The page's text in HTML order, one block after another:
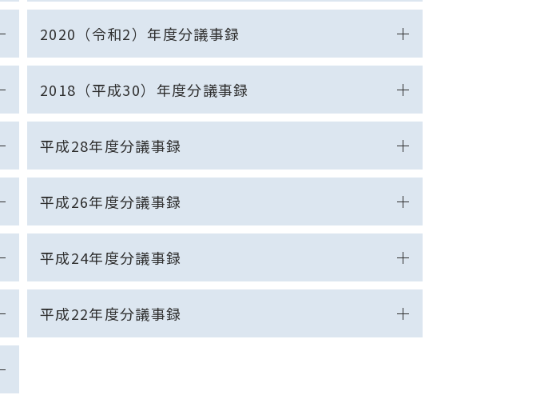
2020（令和2）年度分議事録
2018（平成30）年度分議事録
平成28年度分議事録
平成26年度分議事録
平成24年度分議事録
平成22年度分議事録